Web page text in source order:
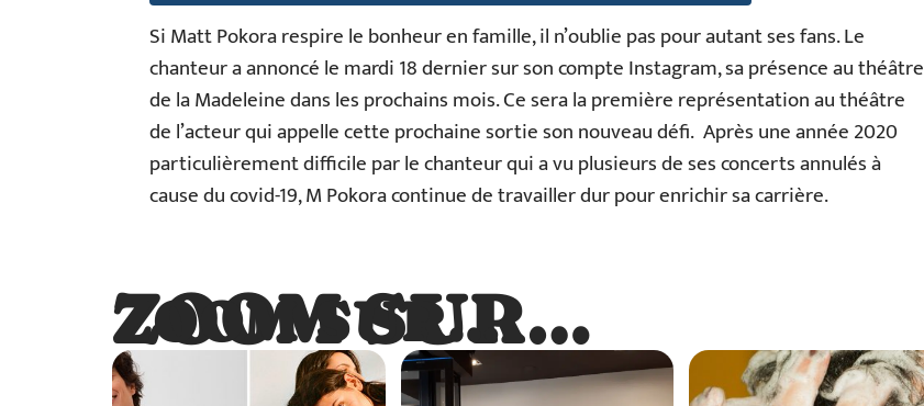
Si Matt Pokora respire le bonheur en famille, il n’oublie pas pour autant ses fans. Le
chanteur a annoncé le mardi 18 dernier sur son compte Instagram, sa présence au théâtre
de la Madeleine dans les prochains mois. Ce sera la première représentation au théâtre
de l’acteur qui appelle cette prochaine sortie son nouveau défi. Après une année 2020
particulièrement difficile par le chanteur qui a vu plusieurs de ses concerts annulés à
cause du covid-19, M Pokora continue de travailler dur pour enrichir sa carrière.
ZOOM SUR…
ZOOM SUR…